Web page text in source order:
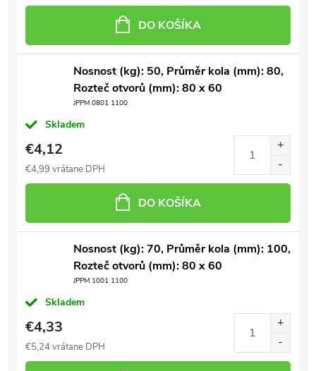
DO KOŠÍKA
Nosnost (kg): 50, Průměr kola (mm): 80,
Rozteč otvorů (mm): 80 x 60
JPPM 0801 1100
Skladem
€4,12
€4,99 vrátane DPH
DO KOŠÍKA
Nosnost (kg): 70, Průměr kola (mm): 100,
Rozteč otvorů (mm): 80 x 60
JPPM 1001 1100
Skladem
€4,33
€5,24 vrátane DPH